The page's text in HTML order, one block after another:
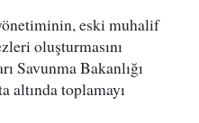
eski muhalif
oluşturmasını
Savunma Bakanlığı
altında toplamayı